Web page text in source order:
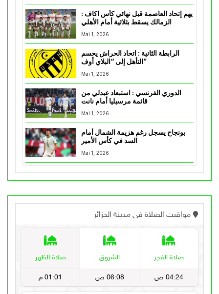
يهم إتحاد العاصمة قبل نهائي كأس اكاف :
Mai 1, 2026
الرابطة الثانية : اتحاد الحراش يحسم
التأهل إلى “البلاي أوف”
Mai 1, 2026
الدوري الفرنسي : استبعاد عبدلي من
قائمة مرسيليا أمام نانت
Mai 1, 2026
بونجاح يسجل رغم هزيمة الشمال أمام
السد في كأس الأمير
Mai 1, 2026